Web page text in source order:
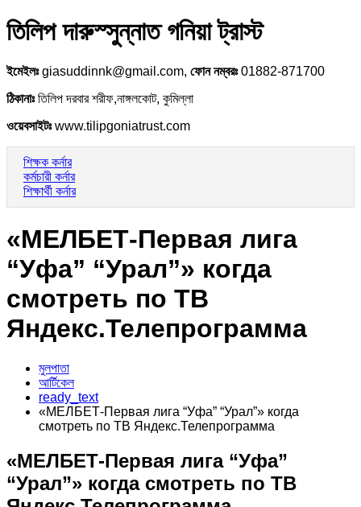
তিলিপ দারুস্সুন্নাত গনিয়া ট্রাস্ট
ইমেইলঃgiasuddinnk@gmail.com, ফোন নম্বরঃ01882-871700
ঠিকানাঃতিলিপ দরবার শরীফ,নাঙ্গলকোট, কুমিল্লা
ওয়েবসাইটঃwww.tilipgoniatrust.com
শিক্ষক কর্নার
কর্মচারী কর্নার
শিক্ষার্থী কর্নার
«МЕЛБЕТ-Первая лига
“Уфа” “Урал”» когда
смотреть по ТВ
Яндекс.Телепрограмма
মুলপাতা
আর্টিকেল
ready_text
«МЕЛБЕТ-Первая лига “Уфа” “Урал”» когда
смотреть по ТВ Яндекс.Телепрограмма
«МЕЛБЕТ-Первая лига “Уфа”
“Урал”» когда смотреть по ТВ